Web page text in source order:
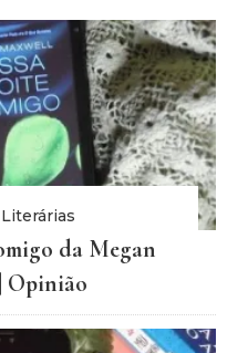
da Megan
Opinião